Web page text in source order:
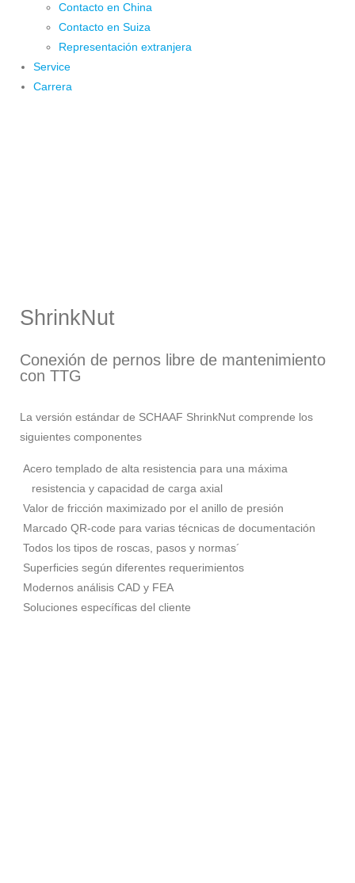
Contacto en China
Contacto en Suiza
Representación extranjera
Service
Carrera
ShrinkNut
Conexión de pernos libre de mantenimiento
con TTG
La versión estándar de SCHAAF ShrinkNut comprende los
siguientes componentes
Acero templado de alta resistencia para una máxima
resistencia y capacidad de carga axial
Valor de fricción maximizado por el anillo de presión
Marcado QR-code para varias técnicas de documentación
Todos los tipos de roscas, pasos y normas´
Superficies según diferentes requerimientos
Modernos análisis CAD y FEA
Soluciones específicas del cliente